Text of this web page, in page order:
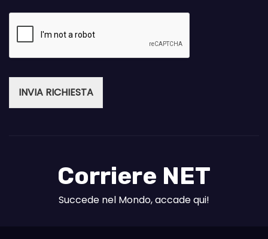
INVIA RICHIESTA
Corriere NET
Succede nel Mondo, accade qui!